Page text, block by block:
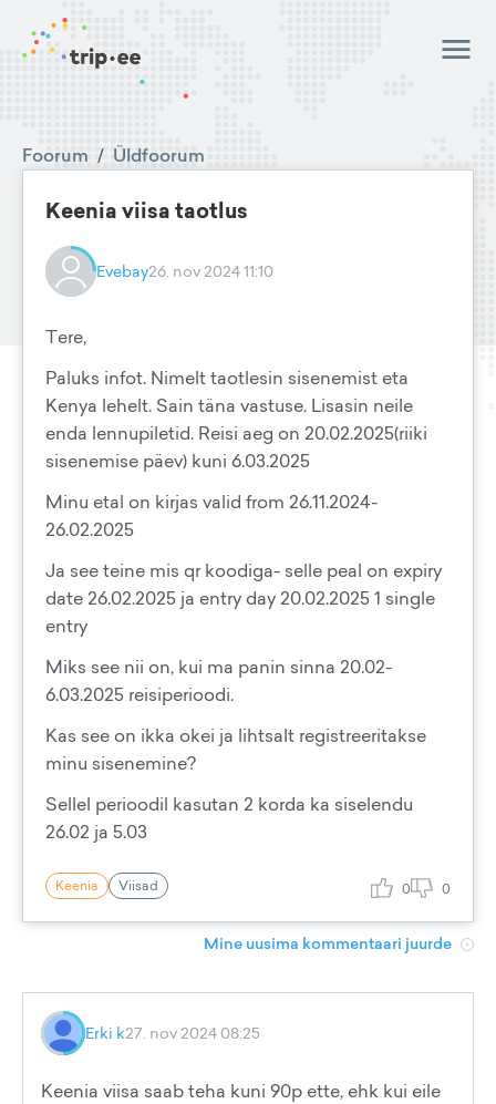
Foorum / Üldfoorum
Keenia viisa taotlus
Evebay26. nov 2024 11:10
Tere,
Paluks infot. Nimelt taotlesin sisenemist eta
Kenya lehelt. Sain täna vastuse. Lisasin neile
enda lennupiletid. Reisi aeg on 20.02.2025(riiki
sisenemise päev) kuni 6.03.2025
Minu etal on kirjas valid from 26.11.2024-
26.02.2025
Ja see teine mis qr koodiga- selle peal on expiry
date 26.02.2025 ja entry day 20.02.2025 1 single
entry
Miks see nii on, kui ma panin sinna 20.02-
6.03.2025 reisiperioodi.
Kas see on ikka okei ja lihtsalt registreeritakse
minu sisenemine?
Sellel perioodil kasutan 2 korda ka siselendu
26.02 ja 5.03
Keenia Viisad 0 0
Mine uusima kommentaari juurde
Erki k27. nov 2024 08:25
Keenia viisa saab teha kuni 90p ette, ehk kui eile